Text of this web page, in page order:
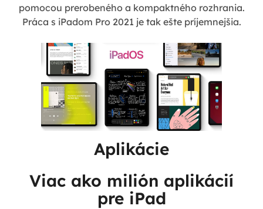
pomocou prerobeného a kompaktného rozhrania.
Práca s iPadom Pro 2021 je tak ešte príjemnejšia.
Aplikácie
Viac ako milión aplikácií
pre iPad